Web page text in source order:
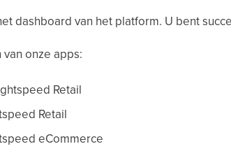
dashboard van het platform. U bent
onze apps:
Retail
Retail
eCommerce